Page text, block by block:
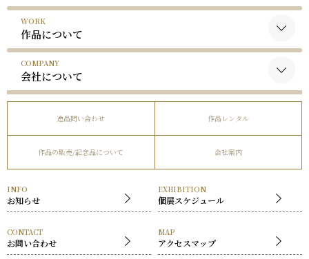
黒木国昭について
谷口榮について
略歴
受賞歴
WORK
作品について
黒木国昭の作品
谷口榮の作品
COMPANY
会社について
社長挨拶
逸品問い合わせ 作品レンタル
作品の販売/記念品について 会社案内
INFO
お知らせ
EXHIBITION
個展スケジュール
CONTACT
お問い合わせ
MAP
アクセスマップ